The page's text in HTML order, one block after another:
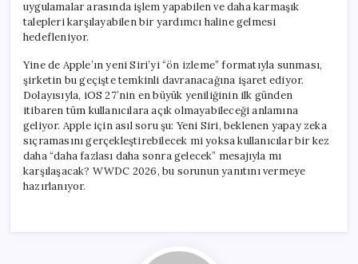
uygulamalar arasında işlem yapabilen ve daha karmaşık
talepleri karşılayabilen bir yardımcı haline gelmesi
hedefleniyor.
Yine de Apple’ın yeni Siri’yi “ön izleme” formatıyla sunması,
şirketin bu geçişte temkinli davranacağına işaret ediyor.
Dolayısıyla, iOS 27’nin en büyük yeniliğinin ilk günden
itibaren tüm kullanıcılara açık olmayabileceği anlamına
geliyor. Apple için asıl soru şu: Yeni Siri, beklenen yapay zeka
sıçramasını gerçekleştirebilecek mi yoksa kullanıcılar bir kez
daha “daha fazlası daha sonra gelecek” mesajıyla mı
karşılaşacak? WWDC 2026, bu sorunun yanıtını vermeye
hazırlanıyor.